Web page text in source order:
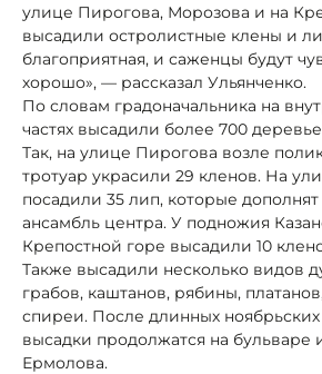
улице Пирогова, Морозова и на
высадили остролистные клены и
благоприятная, и саженцы будут
хорошо», — рассказал Ульянченко.
По словам градоначальника на
частях высадили более 700
Так, на улице Пирогова возле
тротуар украсили 29 кленов. На
посадили 35 лип, которые
ансамбль центра. У подножия
Крепостной горе высадили 10
Также высадили несколько видов
грабов, каштанов, рябины,
спиреи. После длинных
высадки продолжатся на бульваре
Ермолова.